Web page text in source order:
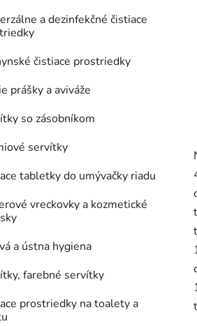
a dezinfekčné čistiace
čistiace prostriedky
prášky a aviváže
so zásobníkom
servítky
tabletky do umývačky riadu
vreckovky a kozmetické
a ústna hygiena
farebné servítky
prostriedky na toalety a